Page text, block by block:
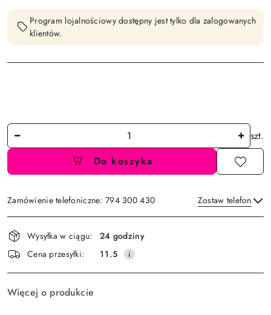
Program lojalnościowy dostępny jest tylko dla zalogowanych
klientów.
Ilość
szt.
Do koszyka
Zamówienie telefoniczne: 794 300 430 Zostaw telefon
Wyślij
Dostępność
i
dostawa
Wysyłka w ciągu:
24 godziny
Cena przesyłki:
11.5
Więcej o produkcie